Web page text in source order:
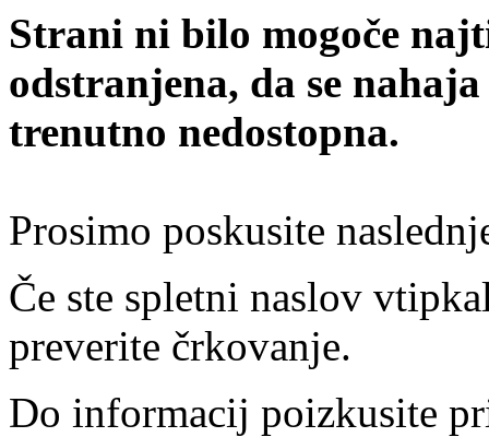
Strani ni bilo mogoče
odstranjena, da se
trenutno nedostopna.
Prosimo poskusite
Če ste spletni naslov
preverite črkovanje.
Do informacij poizkusite